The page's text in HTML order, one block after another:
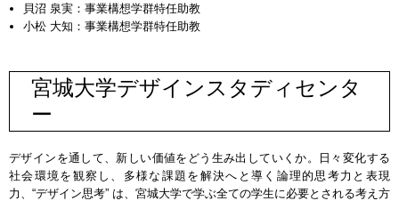
貝沼 泉実：事業構想学群特任助教
小松 大知：事業構想学群特任助教
宮城大学デザインスタディセンタ
ー
デザインを通して、新しい価値をどう生み出していくか。日々変化する
社会環境を観察し、多様な課題を解決へと導く論理的思考力と表現
力、“デザイン思考” は、宮城大学で学ぶ全ての学生に必要とされる考え方